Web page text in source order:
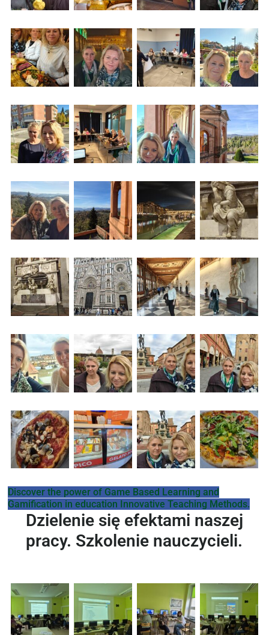
Discover the power of Game Based Learning and
Gamification in education Innovative Teaching Methods.
Dzielenie się efektami naszej
pracy. Szkolenie nauczycieli.